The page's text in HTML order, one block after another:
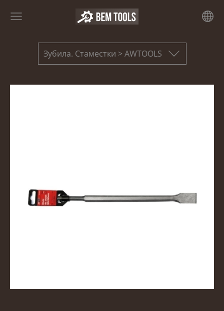
Зубила. Стаместки > AWTOOLS